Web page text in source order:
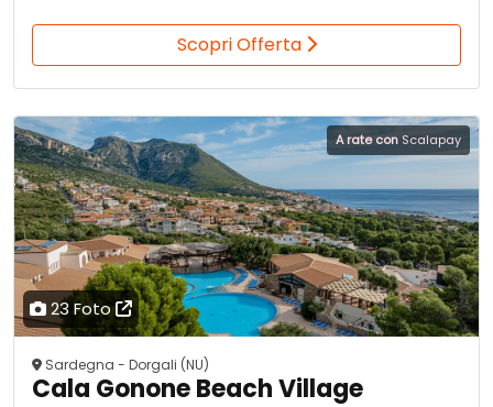
Scopri Offerta
23 Foto
A rate con Scalapay
Sardegna - Dorgali (NU)
Cala Gonone Beach Village